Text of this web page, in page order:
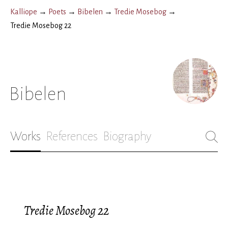
Kalliope → Poets → Bibelen → Tredie Mosebog →
Tredie Mosebog 22
Bibelen
Works References Biography
Tredie Mosebog 22